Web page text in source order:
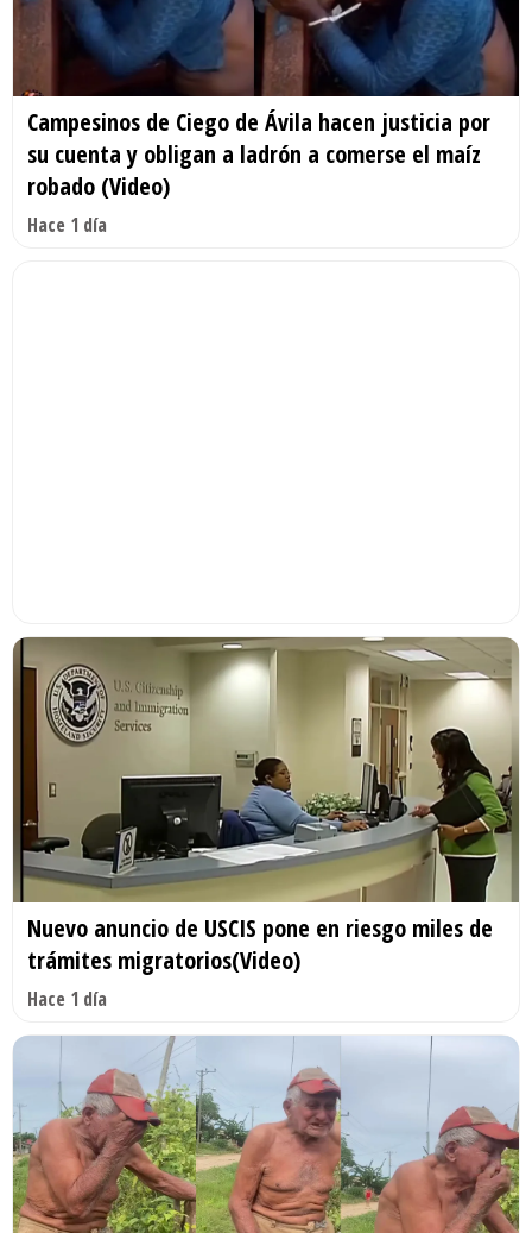
Campesinos de Ciego de Ávila hacen justicia por
su cuenta y obligan a ladrón a comerse el maíz
robado (Video)
Hace 1 día
Nuevo anuncio de USCIS pone en riesgo miles de
trámites migratorios(Video)
Hace 1 día